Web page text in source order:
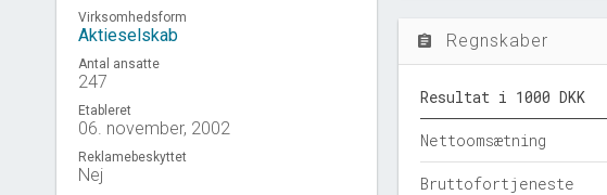
Virksomhedsform
Aktieselskab
Antal ansatte
247
Etableret
06. november, 2002
Reklamebeskyttet
Nej
assignment Regnskaber
Resultat i 1000 DKK
Nettoomsætning
Bruttofortjeneste